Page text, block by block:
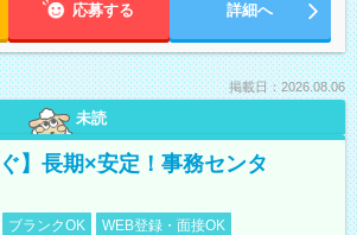
応募する 詳細へ
掲載日：2026.08.06
未読
】長期×安定！事務センタ
ブランクOK WEB登録・面接OK